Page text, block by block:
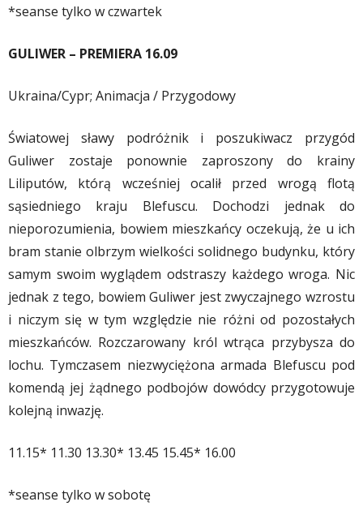
*seanse tylko w czwartek
GULIWER – PREMIERA 16.09
Ukraina/Cypr; Animacja / Przygodowy
Światowej sławy podróżnik i poszukiwacz przygód
Guliwer zostaje ponownie zaproszony do krainy
Liliputów, którą wcześniej ocalił przed wrogą flotą
sąsiedniego kraju Blefuscu. Dochodzi jednak do
nieporozumienia, bowiem mieszkańcy oczekują, że u ich
bram stanie olbrzym wielkości solidnego budynku, który
samym swoim wyglądem odstraszy każdego wroga. Nic
jednak z tego, bowiem Guliwer jest zwyczajnego wzrostu
i niczym się w tym względzie nie różni od pozostałych
mieszkańców. Rozczarowany król wtrąca przybysza do
lochu. Tymczasem niezwyciężona armada Blefuscu pod
komendą jej żądnego podbojów dowódcy przygotowuje
kolejną inwazję.
11.15* 11.30 13.30* 13.45 15.45* 16.00
*seanse tylko w sobotę